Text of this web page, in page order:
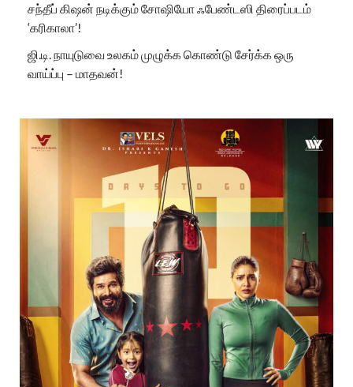
சந்தீப் கிஷன் நடிக்கும் சோஷியோ ஃபேண்டஸி திரைப்படம்
‘கரிகாலா’!
ஜி.டி. நாயுடுவை உலகம் முழுக்க கொண்டு சேர்க்க ஒரு
வாய்ப்பு – மாதவன்!